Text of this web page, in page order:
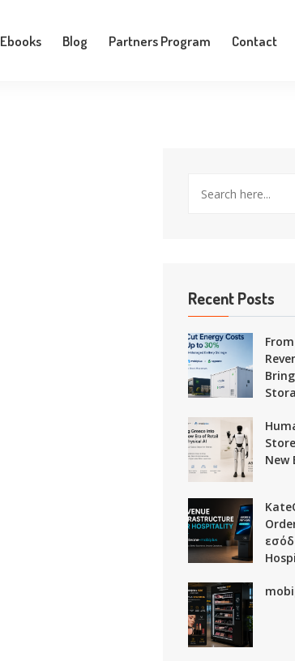
+30 210 9701777 Aristotelous 83, Athens
Ebooks Blog Partners Program Contact
Recent Posts
New